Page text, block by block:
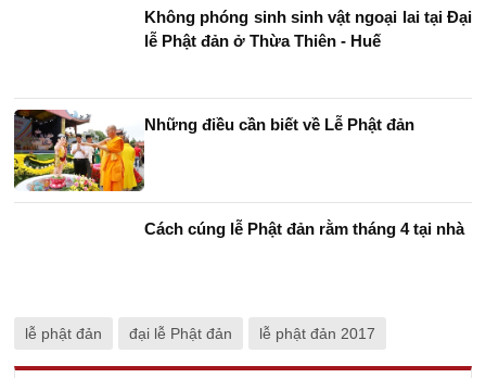
Không phóng sinh sinh vật ngoại lai tại Đại
lễ Phật đản ở Thừa Thiên - Huế
Những điều cần biết về Lễ Phật đản
Cách cúng lễ Phật đản rằm tháng 4 tại nhà
lễ phật đản đại lễ Phật đản lễ phật đản 2017